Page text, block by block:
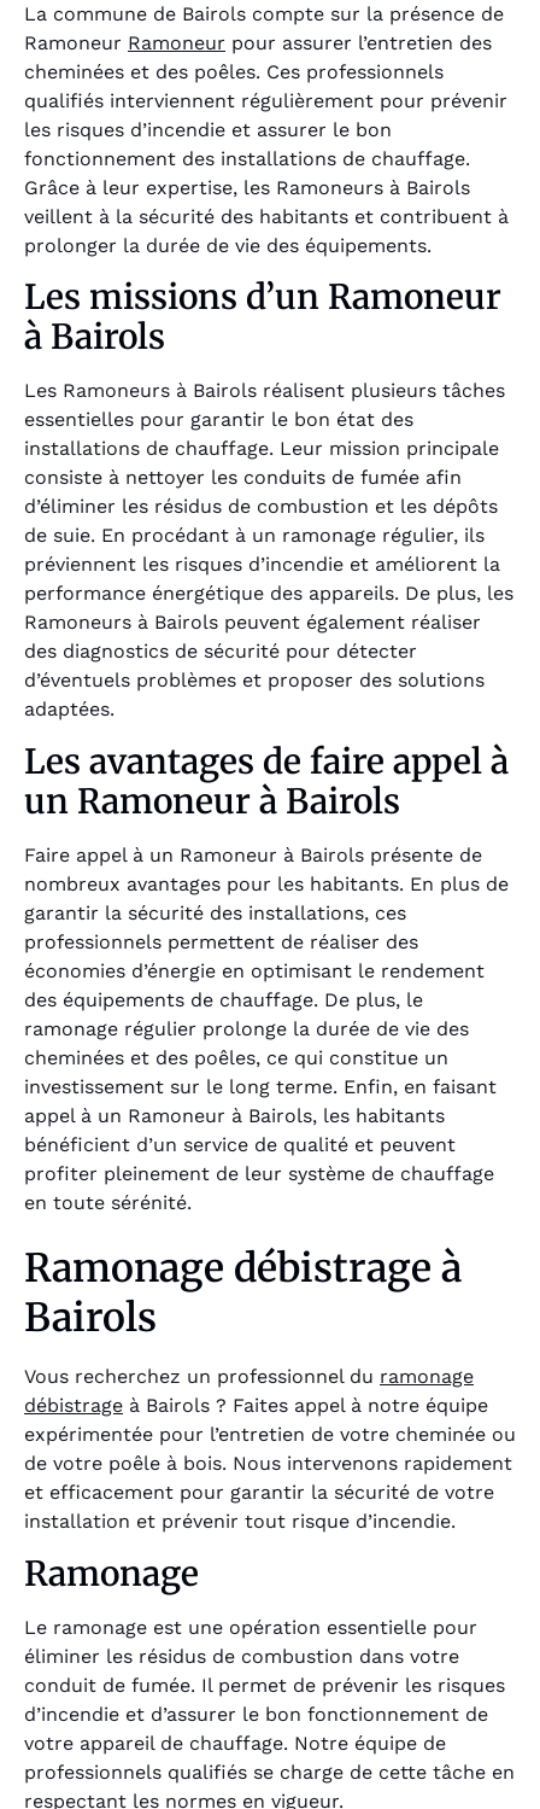
La commune de Bairols compte sur la présence de
Ramoneur Ramoneur pour assurer l’entretien des
cheminées et des poêles. Ces professionnels
qualifiés interviennent régulièrement pour prévenir
les risques d’incendie et assurer le bon
fonctionnement des installations de chauffage.
Grâce à leur expertise, les Ramoneurs à Bairols
veillent à la sécurité des habitants et contribuent à
prolonger la durée de vie des équipements.
Les missions d’un Ramoneur
à Bairols
Les Ramoneurs à Bairols réalisent plusieurs tâches
essentielles pour garantir le bon état des
installations de chauffage. Leur mission principale
consiste à nettoyer les conduits de fumée afin
d’éliminer les résidus de combustion et les dépôts
de suie. En procédant à un ramonage régulier, ils
préviennent les risques d’incendie et améliorent la
performance énergétique des appareils. De plus, les
Ramoneurs à Bairols peuvent également réaliser
des diagnostics de sécurité pour détecter
d’éventuels problèmes et proposer des solutions
adaptées.
Les avantages de faire appel à
un Ramoneur à Bairols
Faire appel à un Ramoneur à Bairols présente de
nombreux avantages pour les habitants. En plus de
garantir la sécurité des installations, ces
professionnels permettent de réaliser des
économies d’énergie en optimisant le rendement
des équipements de chauffage. De plus, le
ramonage régulier prolonge la durée de vie des
cheminées et des poêles, ce qui constitue un
investissement sur le long terme. Enfin, en faisant
appel à un Ramoneur à Bairols, les habitants
bénéficient d’un service de qualité et peuvent
profiter pleinement de leur système de chauffage
en toute sérénité.
Ramonage débistrage à
Bairols
Vous recherchez un professionnel du ramonage
débistrage à Bairols ? Faites appel à notre équipe
expérimentée pour l’entretien de votre cheminée ou
de votre poêle à bois. Nous intervenons rapidement
et efficacement pour garantir la sécurité de votre
installation et prévenir tout risque d’incendie.
Ramonage
Le ramonage est une opération essentielle pour
éliminer les résidus de combustion dans votre
conduit de fumée. Il permet de prévenir les risques
d’incendie et d’assurer le bon fonctionnement de
votre appareil de chauffage. Notre équipe de
professionnels qualifiés se charge de cette tâche en
respectant les normes en vigueur.